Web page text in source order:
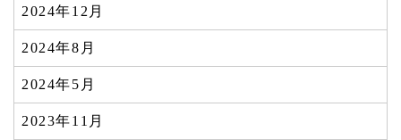
2024年12月
2024年8月
2024年5月
2023年11月